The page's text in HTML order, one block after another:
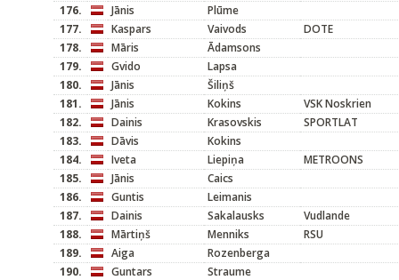
176.
Jānis
Plūme
177.
Kaspars Vaivods
DOTE
178.
Māris
Ādamsons
179.
Gvido
Lapsa
180.
Jānis
Šiliņš
181.
Jānis Kokins
VSK Noskrien
182.
Dainis Krasovskis
SPORTLAT
183.
Dāvis
Kokins
184.
Iveta Liepiņa
METROONS
185.
Jānis
Caics
186.
Guntis
Leimanis
187.
Dainis Sakalausks
Vudlande
188.
Mārtiņš Menniks
RSU
189.
Aiga
Rozenberga
190.
Guntars
Straume